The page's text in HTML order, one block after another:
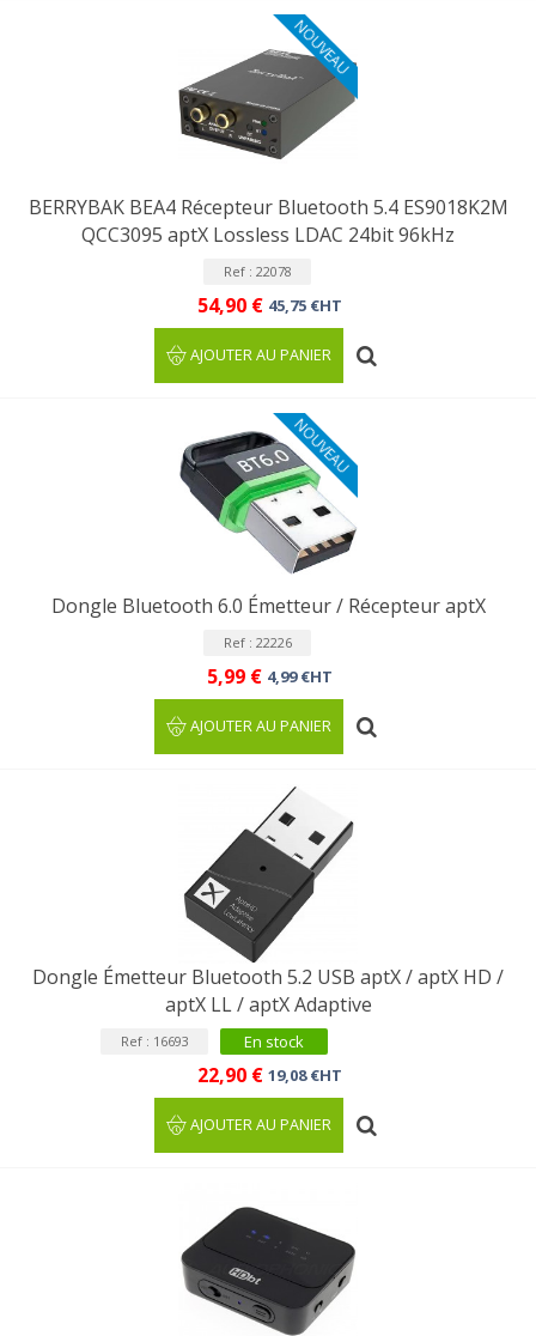
NOUVEAU
BERRYBAK BEA4 Récepteur Bluetooth 5.4 ES9018K2M
QCC3095 aptX Lossless LDAC 24bit 96kHz
Ref : 22078
54,90 € 45,75 €HT
AJOUTER AU PANIER
NOUVEAU
Dongle Bluetooth 6.0 Émetteur / Récepteur aptX
Ref : 22226
5,99 € 4,99 €HT
AJOUTER AU PANIER
Dongle Émetteur Bluetooth 5.2 USB aptX / aptX HD /
aptX LL / aptX Adaptive
Ref : 16693 En stock
22,90 € 19,08 €HT
AJOUTER AU PANIER